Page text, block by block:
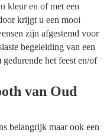
kleur en of met een
krijgt u een mooi
zijn afgestemd voor
begeleiding van een
het feest en/of
van Oud
belangrijk maar ook een